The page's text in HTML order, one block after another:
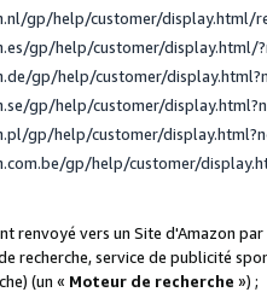
gp/help/customer/display.html/
gp/help/customer/display.html/
gp/help/customer/
gp/help/customer/
gp/help/customer/
gp/help/customer/
renvoyé vers un Site d'Amazon
recherche, service de publicité
(un « Moteur de recherche ») ;